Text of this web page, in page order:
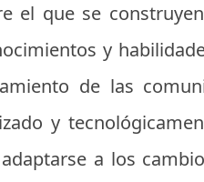
el que se
y
de las
y
a los